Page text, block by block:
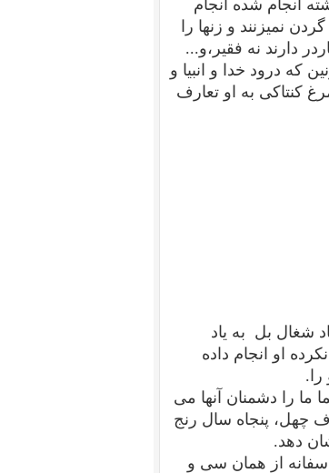
انجام شده انجام
نمیزنند و زنها را
دارند نه فقیر،و...
که درود خدا و انبیا و
کنتاکی به او تعارف
شغال بل به یاد
او انجام داده
ما را دشمنان آنها می
چهل، پنجاه سال رنج
دهد.
از همان سی و